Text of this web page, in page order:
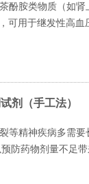
酚胺类物质（如
可用于继发性高
剂（手工法）
等精神疾病多需
预防药物剂量不足